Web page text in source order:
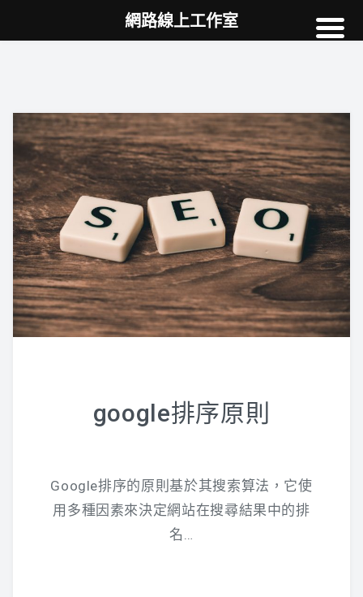
高雄網頁設計
網站SEO
NEWS
教學
AI
google排序原則
Google排序的原則基於其搜索算法，它使
用多種因素來決定網站在搜尋結果中的排
名…
網路線上工作室